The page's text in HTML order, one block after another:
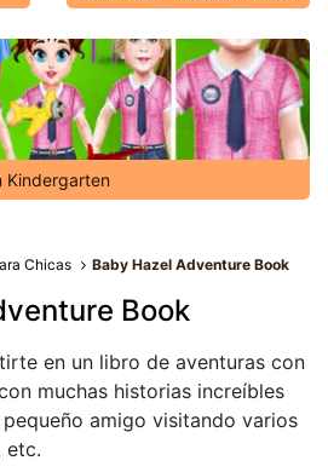
Kindergarten
Chicas Baby Hazel Adventure Book
Book
en un libro de aventuras con
muchas historias increíbles
amigo visitando varios
etc.